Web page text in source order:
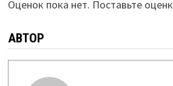
Оценок пока нет. Поставьте
АВТОР